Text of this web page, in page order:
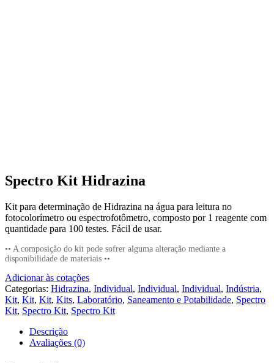
Spectro Kit Hidrazina
Kit para determinação de Hidrazina na água para leitura no
fotocolorímetro ou espectrofotômetro, composto por 1 reagente com
quantidade para 100 testes. Fácil de usar.
•• A composição do kit pode sofrer alguma alteração mediante a
disponibilidade de materiais ••
Adicionar às cotações
Categorias: Hidrazina, Individual, Individual, Individual, Indústria,
Kit, Kit, Kit, Kits, Laboratório, Saneamento e Potabilidade, Spectro
Kit, Spectro Kit, Spectro Kit
Descrição
Avaliações (0)